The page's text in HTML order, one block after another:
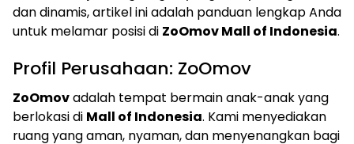
dan dinamis, artikel ini adalah panduan lengkap Anda
untuk melamar posisi di ZoOmov Mall of Indonesia.
Profil Perusahaan: ZoOmov
ZoOmovadalah tempat bermain anak-anak yang
berlokasi di Mall of Indonesia. Kami menyediakan
ruang yang aman, nyaman, dan menyenangkan bagi